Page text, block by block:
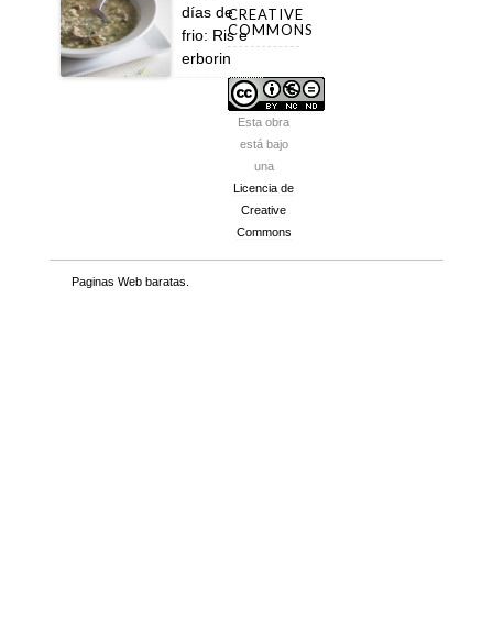
días de
frio: Ris e
erborin
CREATIVE
COMMONS
Esta obra
está bajo
una
Licencia de
Creative
Commons
Paginas Web baratas.